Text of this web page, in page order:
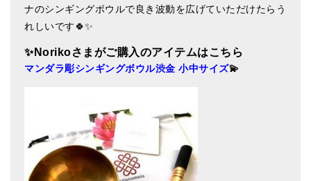
ヒーリング・マンダラポスター
ロゴステッカー・ポストカード各種
亡命チベット人尼僧のお守り・チャーム
ギフトラッピング
シンギングボウル講座
ナのシンギングボウルで良き波動を広げていただけたらう
れしいです🍀✨
✨Norikoさまがご購入のアイテムはこちら
マンダラ彫シンギングボウル渋金 小中サイズ💫